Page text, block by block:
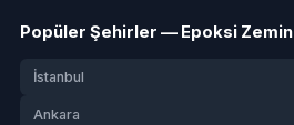
Popüler Şehirler — Epoksi
İstanbul
Ankara